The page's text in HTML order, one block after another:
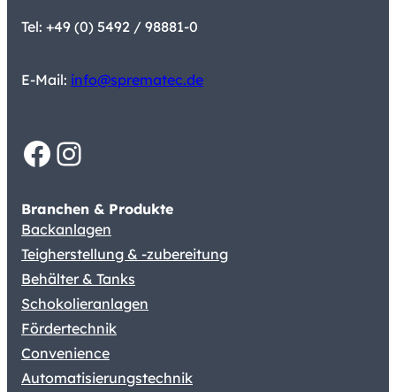
Tel: +49 (0) 5492 / 98881-0
E-Mail: info@sprematec.de
Facebook Instagram
Branchen & Produkte
Backanlagen
Teigherstellung & -zubereitung
Behälter & Tanks
Schokolieranlagen
Fördertechnik
Convenience
Automatisierungstechnik